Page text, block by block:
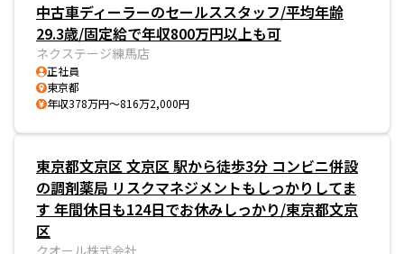
中古車ディーラーのセールススタッフ/平均年齢
29.3歳/固定給で年収800万円以上も可
ネクステージ練馬店
正社員
東京都
年収378万円～816万2,000円
東京都文京区 文京区 駅から徒歩3分 コンビニ併設
の調剤薬局 リスクマネジメントもしっかりしてま
す 年間休日も124日でお休みしっかり/東京都文京
区
クオール株式会社